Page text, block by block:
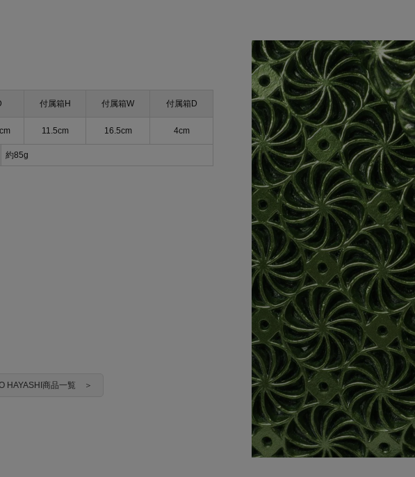
付属箱H 付属箱W 付属箱D
11.5cm 16.5cm 4cm
約85g
HAYASHI商品一覧 ＞